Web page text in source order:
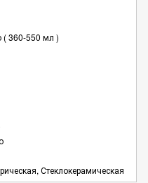
( 360-550 мл )
Стеклокерамическая